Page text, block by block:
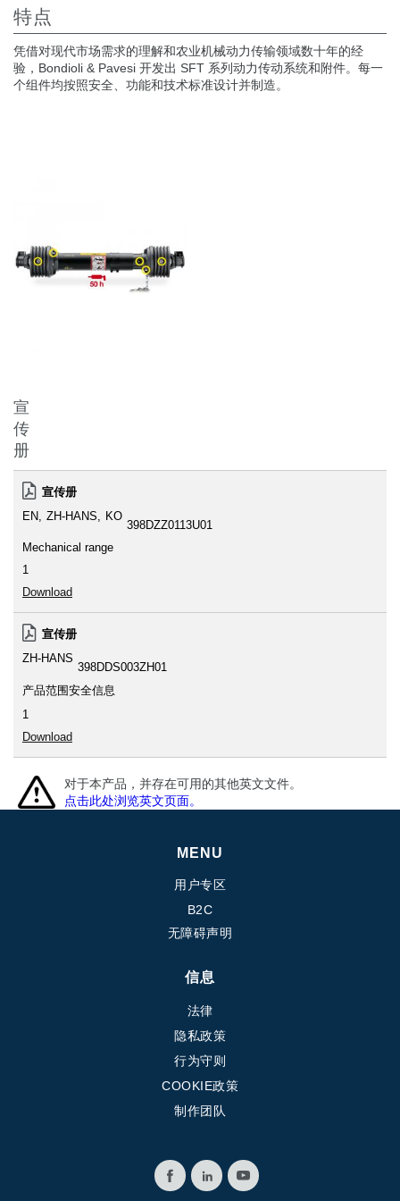
特点
凭借对现代市场需求的理解和农业机械动力传输领域数十年的经
验，Bondioli & Pavesi 开发出 SFT 系列动力传动系统和附件。每一
个组件均按照安全、功能和技术标准设计并制造。
宣
传
册
宣传册
EN
ZH-HANS KO
398DZZ0113U01
Mechanical range
1
Download
宣传册
ZH-HANS
398DDS003ZH01
产品范围安全信息
1
Download
对于本产品，并存在可用的其他英文文件。
点击此处浏览英文页面。
MENU
用户专区
B2C
无障碍声明
信息
法律
隐私政策
行为守则
COOKIE政策
制作团队